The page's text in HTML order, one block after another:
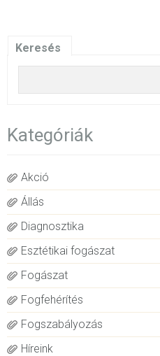
Keresés
Kategóriák
Akció
Állás
Diagnosztika
Esztétikai fogászat
Fogászat
Fogfehérítés
Fogszabályozás
Híreink